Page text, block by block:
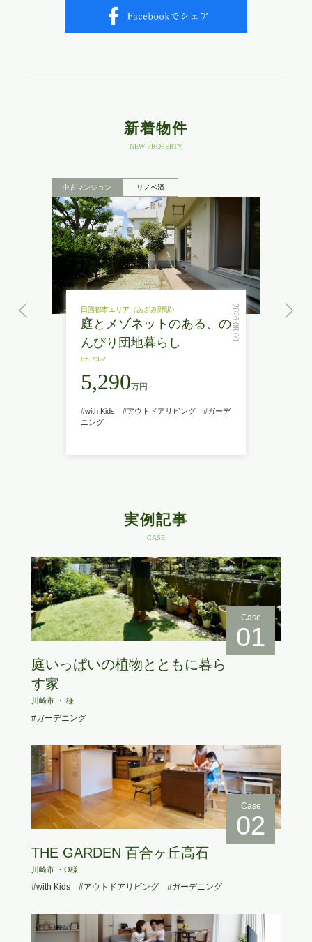
新着物件
NEW PROPERTY
中古マンション リノベ済
田園都市エリア（あざみ野駅）
庭とメゾネットのある、の
んびり団地暮らし
85.73㎡
5,290万円
#with Kids #アウトドアリビング
#ガーデ
ニング
2026.08.09
実例記事
CASE
Case
01
庭いっぱいの植物とともに暮ら
す家
川崎市 ・I様
#ガーデニング
Case
02
THE GARDEN 百合ヶ丘高石
川崎市 ・O様
#with Kids #アウトドアリビング #ガーデニング